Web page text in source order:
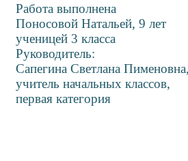
Работа выполнена
Поносовой Натальей, 9 лет
ученицей 3 класса
Руководитель:
Сапегина Светлана Пименовна,
учитель начальных классов,
первая